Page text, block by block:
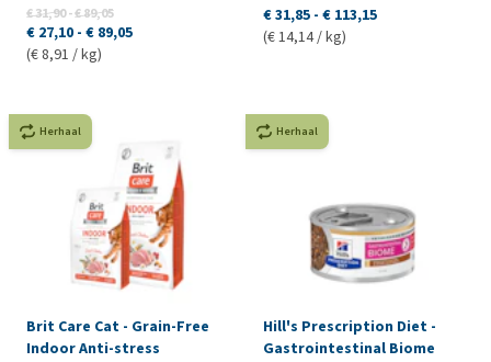
€ 31,90-€ 89,05
€ 27,10 - € 89,05
(€ 8,91 / kg)
€ 31,85 - € 113,15
(€ 14,14 / kg)
Herhaal
Brit Care Cat - Grain-Free
Indoor Anti-stress
Herhaal
Hill's Prescription Diet -
Gastrointestinal Biome